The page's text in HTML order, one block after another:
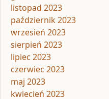
listopad 2023
październik 2023
wrzesień 2023
sierpień 2023
lipiec 2023
czerwiec 2023
maj 2023
kwiecień 2023